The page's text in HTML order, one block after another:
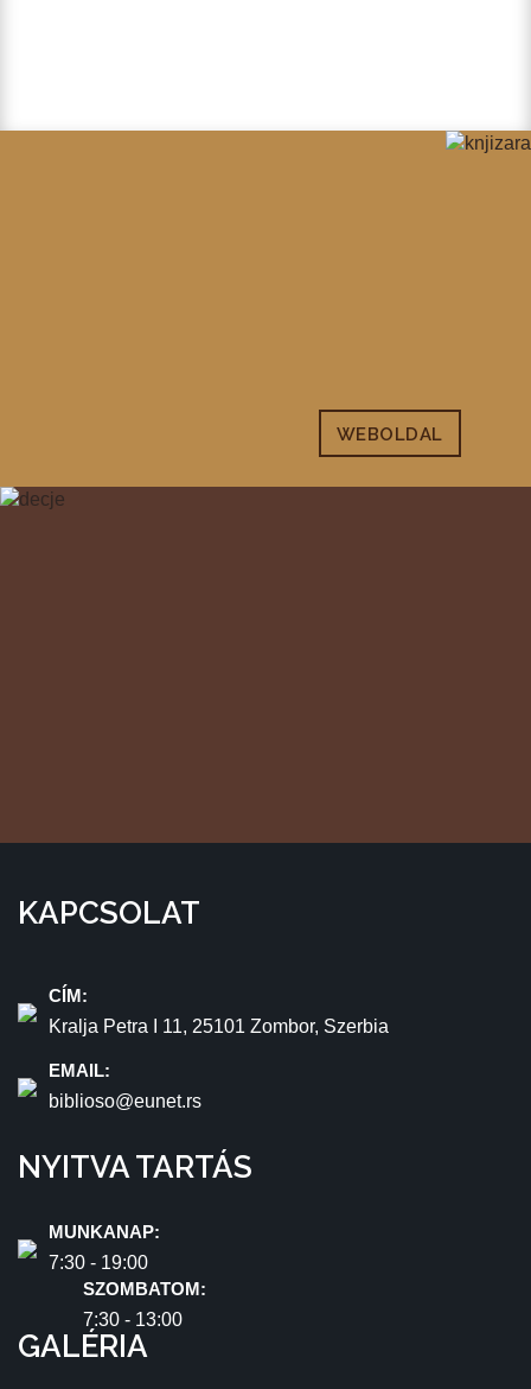
WEBOLDAL
KAPCSOLAT
CÍM:
Kralja Petra I 11, 25101 Zombor, Szerbia
EMAIL:
biblioso@eunet.rs
NYITVA TARTÁS
MUNKANAP:
7:30 - 19:00
SZOMBATOM:
7:30 - 13:00
GALÉRIA